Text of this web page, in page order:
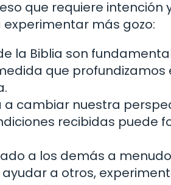
que requiere intención
más gozo:
la Biblia son
que profundizamos
cambiar nuestra
recibidas puede
a los demás a
a otros,